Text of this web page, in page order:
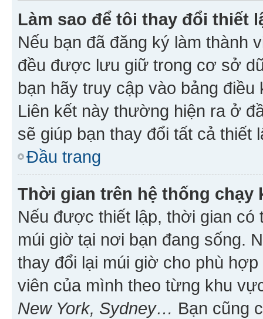
Làm sao để tôi thay đổi thiết
Nếu bạn đã đăng ký làm thành
đều được lưu giữ trong cơ sở
bạn hãy truy cập vào bảng
Liên kết này thường hiện ra ở
sẽ giúp bạn thay đổi tất cả thiết
Đầu trang
Thời gian trên hệ thống chạy
Nếu được thiết lập, thời gian
múi giờ tại nơi bạn đang sống.
thay đổi lại múi giờ cho phù
viên của mình theo từng khu
New York, Sydney… Bạn cũng